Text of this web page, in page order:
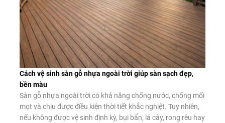
Cách vệ sinh sàn gỗ nhựa ngoài trời giúp sàn sạch đẹp,
bền màu
Sàn gỗ nhựa ngoài trời có khả năng chống nước, chống mối
mọt và chịu được điều kiện thời tiết khắc nghiệt. Tuy nhiên,
nếu không được vệ sinh định kỳ, bụi bẩn, lá cây, rong rêu hay